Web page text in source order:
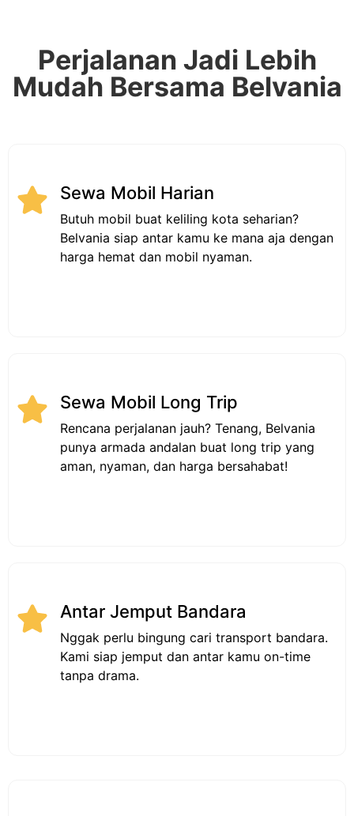
Perjalanan Jadi Lebih
Mudah Bersama Belvania
Sewa Mobil Harian
Butuh mobil buat keliling kota seharian?
Belvania siap antar kamu ke mana aja dengan
harga hemat dan mobil nyaman.
Sewa Mobil Long Trip
Rencana perjalanan jauh? Tenang, Belvania
punya armada andalan buat long trip yang
aman, nyaman, dan harga bersahabat!
Antar Jemput Bandara
Nggak perlu bingung cari transport bandara.
Kami siap jemput dan antar kamu on-time
tanpa drama.